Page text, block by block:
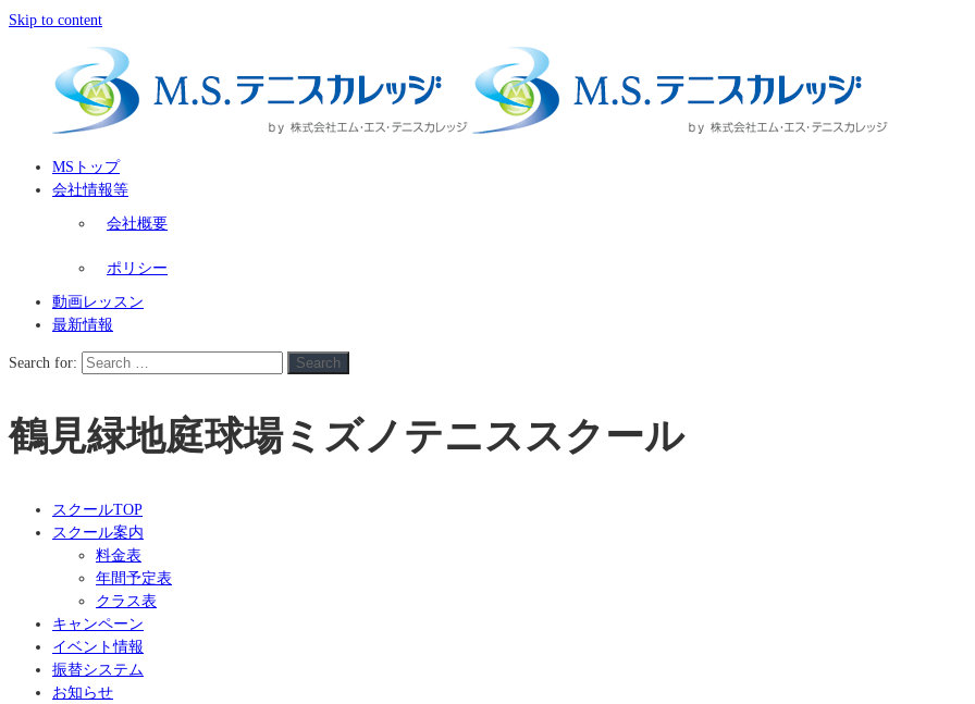
Skip to content
MSトップ
会社情報等
会社概要
ポリシー
動画レッスン
最新情報
Search for: Search
鶴見緑地庭球場ミズノテニススクール
スクールTOP
スクール案内
料金表
年間予定表
クラス表
キャンペーン
イベント情報
振替システム
お知らせ